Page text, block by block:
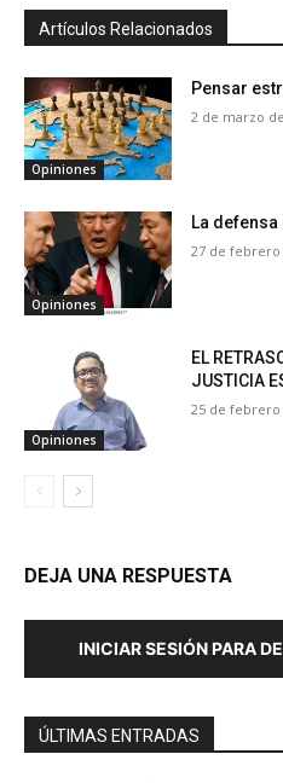
Artículos Relacionados
Opiniones
Pensar
2 de marzo
Opiniones
La
27 de febrero
Opiniones
EL
JUSTICIA
25 de febrero
DEJA UNA RESPUESTA
INICIAR SESIÓN PARA
ÚLTIMAS ENTRADAS